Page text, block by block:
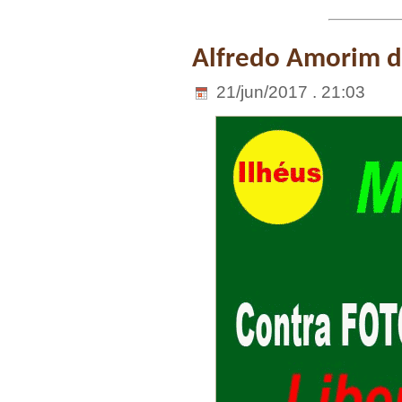
Alfredo Amorim
21/jun/2017 . 21:03